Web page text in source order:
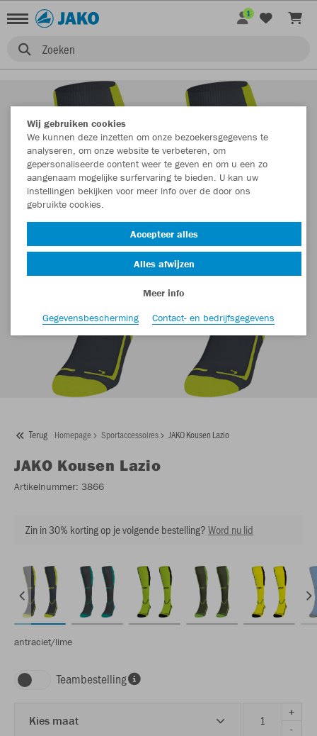
Zoeken
1
Terug Homepage Sportaccessoires JAKO Kousen Lazio
JAKO Kousen Lazio
Artikelnummer: 3866
Zin in 30% korting op je volgende bestelling?Word nu lid
antraciet/lime
Teambestelling
Kies maat
+
-
Wij gebruiken cookies
We kunnen deze inzetten om onze bezoekersgegevens te
analyseren, om onze website te verbeteren, om
gepersonaliseerde content weer te geven en om u een zo
aangenaam mogelijke surfervaring te bieden. U kan uw
instellingen bekijken voor meer info over de door ons
gebruikte cookies.
Accepteer alles
Alles afwijzen
Meer info
Gegevensbescherming
Contact- en bedrijfsgegevens